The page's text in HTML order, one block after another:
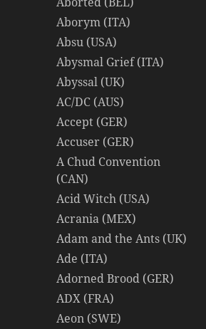
Aborym (ITA)
Absu (USA)
Abysmal Grief (ITA)
Abyssal (UK)
AC/DC (AUS)
Accept (GER)
Accuser (GER)
A Chud Convention
(CAN)
Acid Witch (USA)
Acrania (MEX)
Adam and the Ants (UK)
Ade (ITA)
Adorned Brood (GER)
ADX (FRA)
Aeon (SWE)